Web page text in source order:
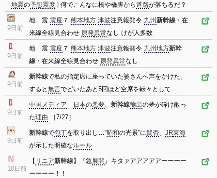
地震の予想震度 | 何でこんなに橋や橋脚から道路が落ちるだ？
9日前
地 震 震度 ７ 熊本地方 津波注意報発令 九州 新幹線 ・在
来線全線見合わせ 原発異常なし けが人多数
9日前
地 震 震度 ７ 熊本地方 津波注意報発令 九州 地方新幹
線 ・在来線全線見合わせ 原発異常なし
9日前
新幹線で私の指定席に座っていた婆さんへ声をかけた。
すると 無言でどいたあと5回ほど空席を転々として…
9日前
中国 メディア 日本の悪夢、 新幹線輸出の夢が砕け散っ
た理由 ［7/27］
9日前
新幹線で包丁を取り出し…“昭和の光景”に賛否、 JR東海
が示した明確なルール
10日前
【 リニア新幹線】『急展開 』キタァアアアアアーーーー
ーーーー！！